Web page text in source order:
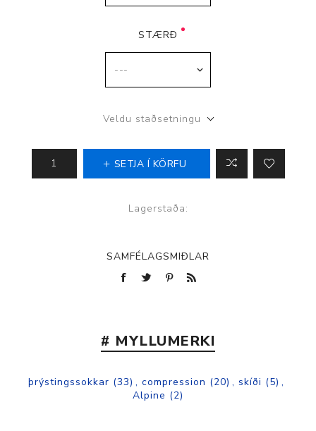
STÆRÐ
Veldu staðsetningu
SETJA Í KÖRFU
Lagerstaða:
SAMFÉLAGSMIÐLAR
# MYLLUMERKI
þrýstingssokkar (33) , compression (20) , skíði (5) ,
Alpine (2)